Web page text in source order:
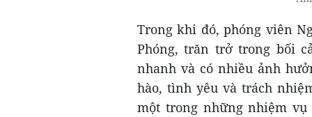
Trong khi đó, phóng viên
Phóng, trăn trở trong bối
nhanh và có nhiều ảnh
hào, tình yêu và trách
một trong những nhiệm